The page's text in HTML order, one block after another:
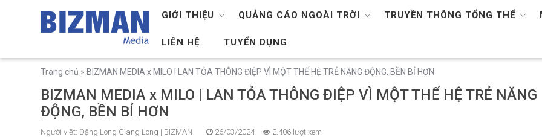
GIỚI THIỆU QUẢNG CÁO NGOÀI TRỜI TRUYỀN THÔNG TỔNG THỂ
LIÊN HỆ TUYỂN DỤNG
Trang chủ » BIZMAN MEDIA x MILO | LAN TỎA THÔNG ĐIỆP VÌ MỘT THẾ HỆ TRẺ NĂNG ĐỘNG, BỀN BỈ HƠN
BIZMAN MEDIA x MILO | LAN TỎA THÔNG ĐIỆP VÌ MỘT THẾ HỆ TRẺ NĂNG
ĐỘNG, BỀN BỈ HƠN
Người viết: Đặng Long Giang Long | BIZMAN 26/03/2024 2.406 lượt xem